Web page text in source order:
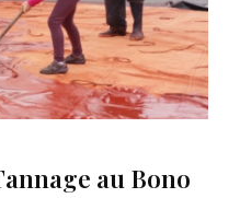
au Bono